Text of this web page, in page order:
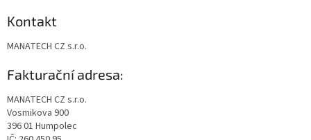
Kontakt
MANATECH CZ s.r.o.
Fakturační adresa:
MANATECH CZ s.r.o.
Vosmikova 900
396 01 Humpolec